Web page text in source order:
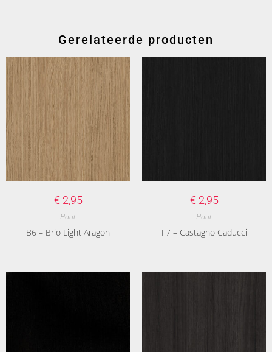
Gerelateerde producten
€ 2,95
Hout
B6 – Brio Light Aragon
€ 2,95
Hout
F7 – Castagno Caducci